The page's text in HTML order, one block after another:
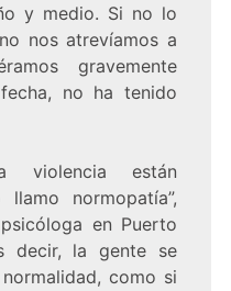
y medio. Si no lo
nos atrevíamos a
gravemente
no ha tenido
violencia están
normopatía”,
en Puerto
decir, la gente se
como si